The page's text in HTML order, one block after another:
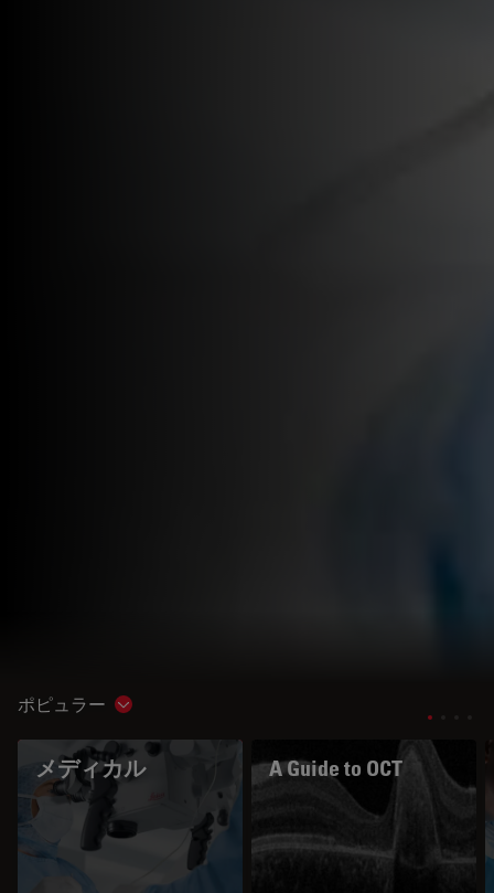
ポピュラー Show subnavigation
メディカル A Guide to OCT